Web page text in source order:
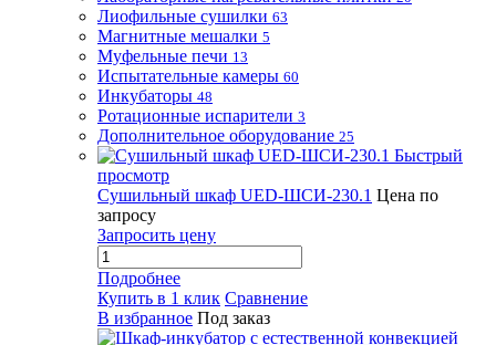
Лиофильные сушилки 63
Магнитные мешалки 5
Муфельные печи 13
Испытательные камеры 60
Инкубаторы 48
Ротационные испарители 3
Дополнительное оборудование 25
Быстрый
просмотр
Сушильный шкаф UED-ШСИ-230.1 Цена по
запросу
Запросить цену
Подробнее
Купить в 1 клик Сравнение
В избранное Под заказ